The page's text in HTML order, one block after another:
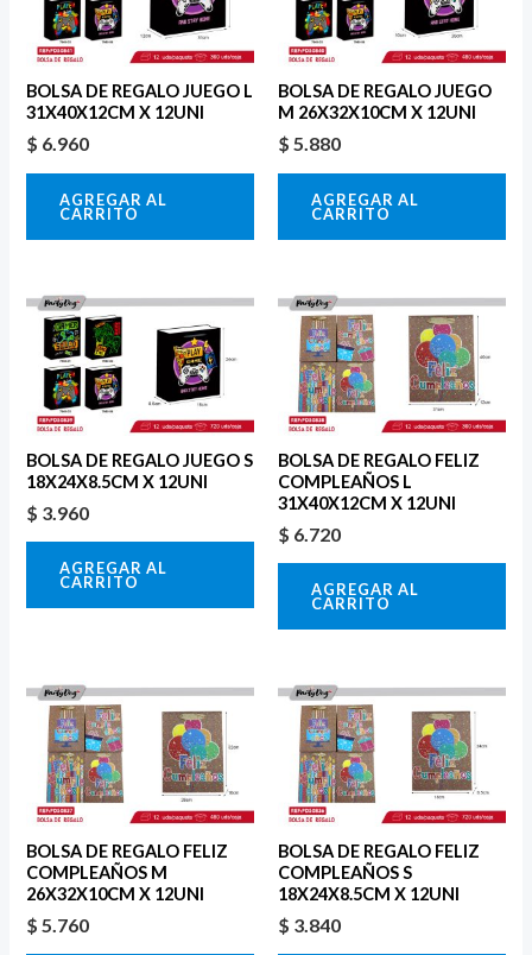
BOLSA DE REGALO JUEGO L
31X40X12CM X 12UNI
$ 6.960
AGREGAR AL
CARRITO
BOLSA DE REGALO JUEGO
M 26X32X10CM X 12UNI
$ 5.880
AGREGAR AL
CARRITO
BOLSA DE REGALO JUEGO S
18X24X8.5CM X 12UNI
$ 3.960
AGREGAR AL
CARRITO
BOLSA DE REGALO FELIZ
COMPLEAÑOS L
31X40X12CM X 12UNI
$ 6.720
AGREGAR AL
CARRITO
BOLSA DE REGALO FELIZ
COMPLEAÑOS M
26X32X10CM X 12UNI
$ 5.760
BOLSA DE REGALO FELIZ
COMPLEAÑOS S
18X24X8.5CM X 12UNI
$ 3.840